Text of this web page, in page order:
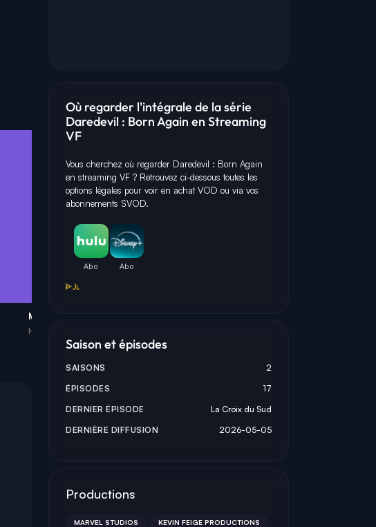
M
MARGARITA LEVIEVA
HEATHER GLENN
Où regarder l'intégrale de la série
Daredevil : Born Again en Streaming
VF
Vous cherchez où regarder Daredevil : Born Again
en streaming VF ? Retrouvez ci-dessous toutes les
options légales pour voir en achat VOD ou via vos
abonnements SVOD.
Saison et épisodes
SAISONS
2
ÉPISODES
17
DERNIER ÉPISODE
La Croix du Sud
DERNIÈRE DIFFUSION
2026-05-05
Productions
MARVEL STUDIOS KEVIN FEIGE PRODUCTIONS